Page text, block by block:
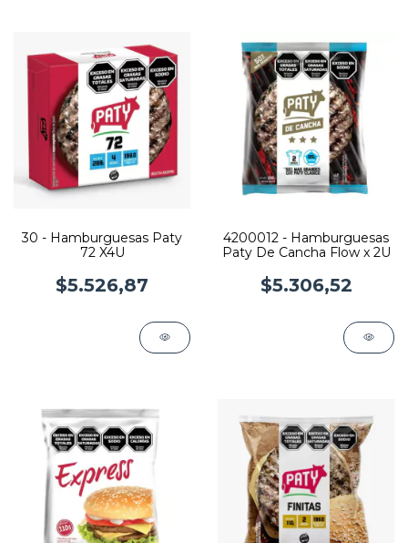
30 - Hamburguesas Paty
72 X4U
$5.526,87
4200012 - Hamburguesas
Paty De Cancha Flow x 2U
$5.306,52